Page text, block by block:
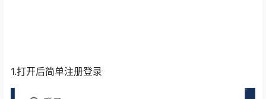
1.打开后简单注册登录